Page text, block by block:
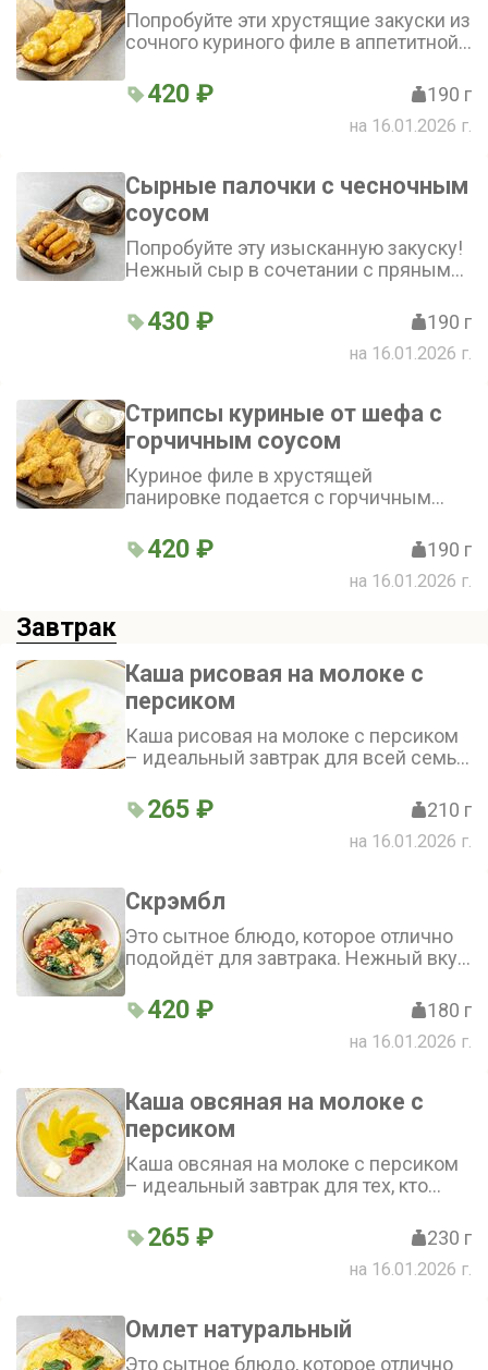
Попробуйте эти хрустящие закуски из
сочного куриного филе в аппетитной
сырным соусом
420 ₽ 190 г
на 16.01.2026 г.
Сырные палочки с чесночным
соусом
Попробуйте эту изысканную закуску!
Нежный сыр в сочетании с пряным
богатый вкус и приятную текстуру
430 ₽ 190 г
на 16.01.2026 г.
Стрипсы куриные от шефа с
горчичным соусом
Куриное филе в хрустящей
панировке подается с горчичным
420 ₽ 190 г
на 16.01.2026 г.
Завтрак
Каша рисовая на молоке с
персиком
Каша рисовая на молоке с персиком
– идеальный завтрак для всей семьи.
молоке, и сладкий персик,
дополненный сочной клубникой,
зарядят вас энергией и хорошим
265 ₽ 210 г
на 16.01.2026 г.
Скрэмбл
Это сытное блюдо, которое отлично
подойдёт для завтрака. Нежный вкус
и сочностью томатов черри
420 ₽ 180 г
на 16.01.2026 г.
Каша овсяная на молоке с
персиком
Каша овсяная на молоке с персиком
– идеальный завтрак для тех, кто
овсянка на молоке со свежим
фруктом – прекрасное начало дня
265 ₽ 230 г
на 16.01.2026 г.
Омлет натуральный
Это сытное блюдо, которое отлично